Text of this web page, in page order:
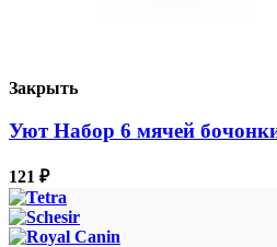
Закрыть
Уют Набор 6 мячей
121 ₽